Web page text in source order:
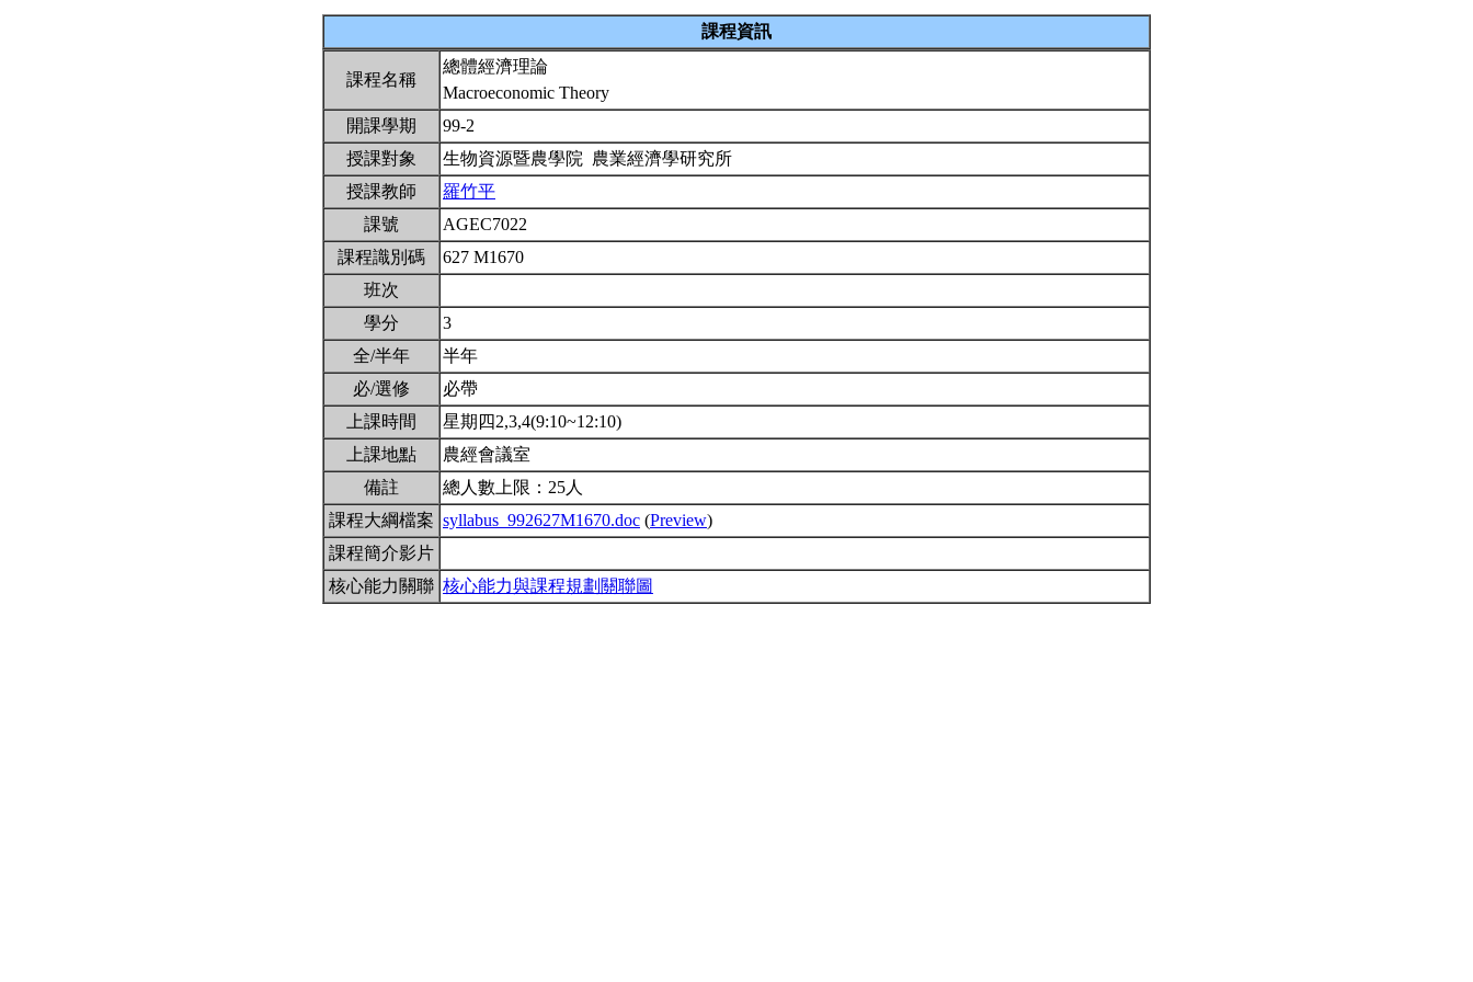
課程資訊
課程名稱
總體經濟理論
Macroeconomic Theory
開課學期
99-2
授課對象
生物資源暨農學院 農業經濟學研究所
授課教師
羅竹平
課號
AGEC7022
課程識別碼
627 M1670
班次
學分
3
全/半年
半年
必/選修
必帶
上課時間
星期四2,3,4(9:10~12:10)
上課地點
農經會議室
備註
總人數上限：25人
課程大綱檔案 syllabus_992627M1670.doc (Preview)
課程簡介影片
核心能力關聯 核心能力與課程規劃關聯圖